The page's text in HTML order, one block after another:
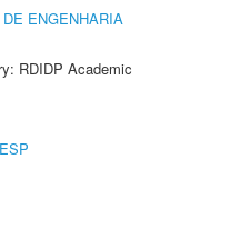
ENGENHARIA
RDIDP Academic